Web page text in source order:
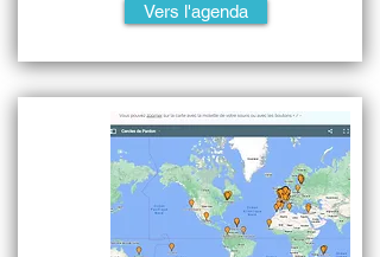
Vers l'agenda